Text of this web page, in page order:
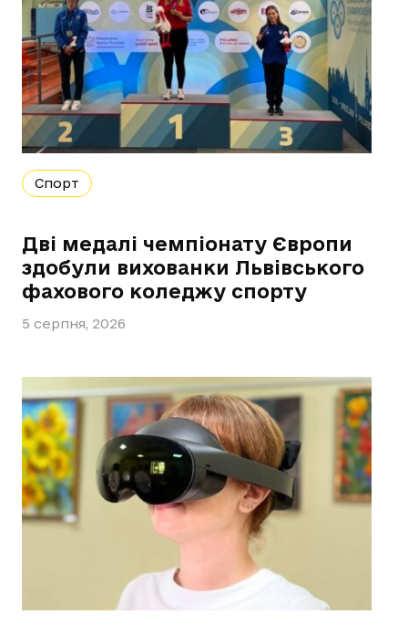
Спорт
Дві медалі чемпіонату Європи
здобули вихованки Львівського
фахового коледжу спорту
5 серпня, 2026